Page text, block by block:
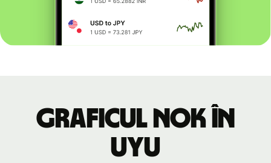
Graficul NOK în
UYU